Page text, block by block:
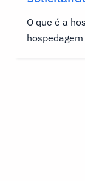
seu para
O que é a